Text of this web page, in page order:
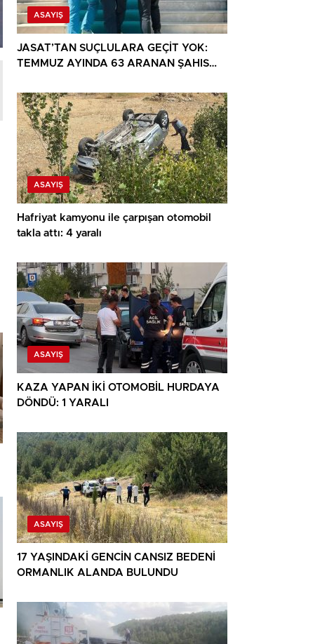
ASAYIŞ
JASAT’TAN SUÇLULARA GEÇİT YOK:
TEMMUZ AYINDA 63 ARANAN ŞAHIS
ASAYIŞ
Hafriyat kamyonu ile çarpışan otomobil
takla attı: 4 yaralı
ASAYIŞ
KAZA YAPAN İKİ OTOMOBİL HURDAYA
DÖNDÜ: 1 YARALI
ASAYIŞ
17 YAŞINDAKİ GENCİN CANSIZ BEDENİ
ORMANLIK ALANDA BULUNDU